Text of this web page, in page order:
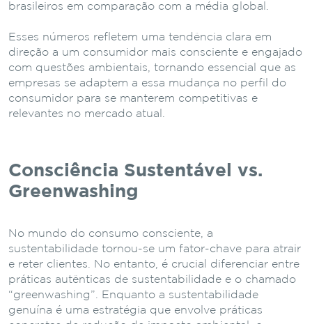
brasileiros em comparação com a média global.
Esses números refletem uma tendência clara em
direção a um consumidor mais consciente e engajado
com questões ambientais, tornando essencial que as
empresas se adaptem a essa mudança no perfil do
consumidor para se manterem competitivas e
relevantes no mercado atual.
Consciência Sustentável vs.
Greenwashing
No mundo do consumo consciente, a
sustentabilidade tornou-se um fator-chave para atrair
e reter clientes. No entanto, é crucial diferenciar entre
práticas autênticas de sustentabilidade e o chamado
“greenwashing”. Enquanto a sustentabilidade
genuína é uma estratégia que envolve práticas